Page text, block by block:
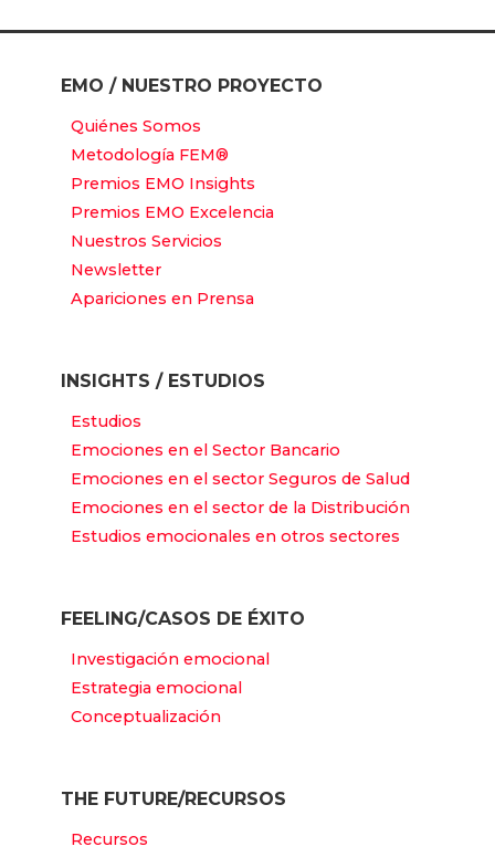
EMO / NUESTRO PROYECTO
Quiénes Somos
Metodología FEM®
Premios EMO Insights
Premios EMO Excelencia
Nuestros Servicios
Newsletter
Apariciones en Prensa
INSIGHTS / ESTUDIOS
Estudios
Emociones en el Sector Bancario
Emociones en el sector Seguros de Salud
Emociones en el sector de la Distribución
Estudios emocionales en otros sectores
FEELING/CASOS DE ÉXITO
Investigación emocional
Estrategia emocional
Conceptualización
THE FUTURE/RECURSOS
Recursos